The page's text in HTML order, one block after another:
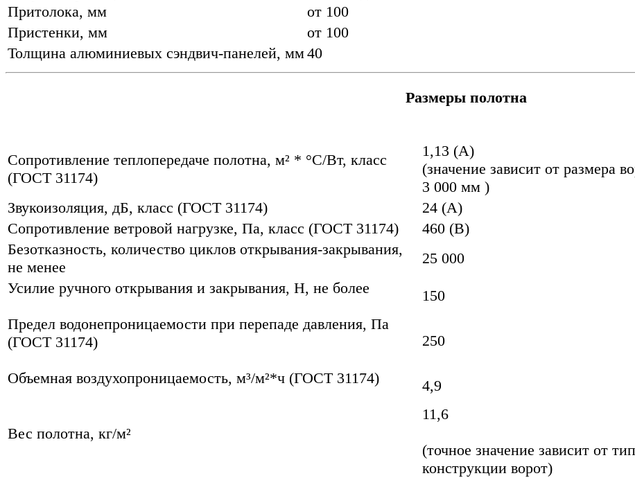
Притолока, мм
от 100
Пристенки, мм
от 100
Толщина алюминиевых сэндвич-панелей, мм40
Размеры полотна
Сопротивление теплопередаче полотна, м² * °С/Вт, класс
(ГОСТ 31174)
1,13 (А)
(значение зависит от размера
3 000 мм )
Звукоизоляция, дБ, класс (ГОСТ 31174)
24 (А)
Сопротивление ветровой нагрузке, Па, класс (ГОСТ 31174)
460 (В)
Безотказность, количество циклов открывания-закрывания,
не менее
25 000
Усилие ручного открывания и закрывания, Н, не более
150
Предел водонепроницаемости при перепаде давления, Па
(ГОСТ 31174)
250
Объемная воздухопроницаемость, м³/м²*ч (ГОСТ 31174) 4,9
Вес полотна, кг/м²
11,6
(точное значение зависит от
конструкции ворот)